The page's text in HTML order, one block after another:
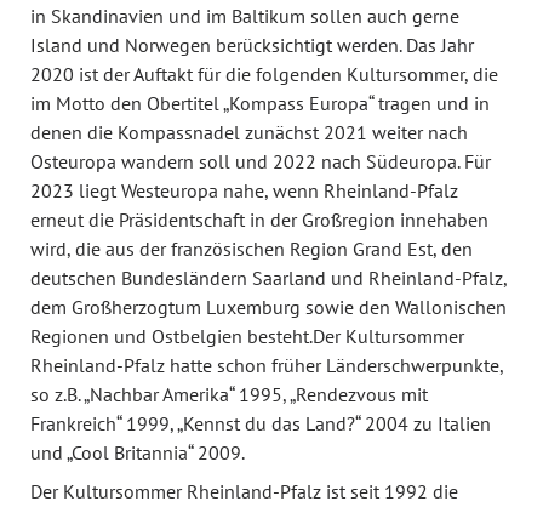
in Skandinavien und im Baltikum sollen auch gerne
Island und Norwegen berücksichtigt werden. Das Jahr
2020 ist der Auftakt für die folgenden Kultursommer, die
im Motto den Obertitel „Kompass Europa“ tragen und in
denen die Kompassnadel zunächst 2021 weiter nach
Osteuropa wandern soll und 2022 nach Südeuropa. Für
2023 liegt Westeuropa nahe, wenn Rheinland-Pfalz
erneut die Präsidentschaft in der Großregion innehaben
wird, die aus der französischen Region Grand Est, den
deutschen Bundesländern Saarland und Rheinland-Pfalz,
dem Großherzogtum Luxemburg sowie den Wallonischen
Regionen und Ostbelgien besteht.Der Kultursommer
Rheinland-Pfalz hatte schon früher Länderschwerpunkte,
so z.B. „Nachbar Amerika“ 1995, „Rendezvous mit
Frankreich“ 1999, „Kennst du das Land?“ 2004 zu Italien
und „Cool Britannia“ 2009.
Der Kultursommer Rheinland-Pfalz ist seit 1992 die